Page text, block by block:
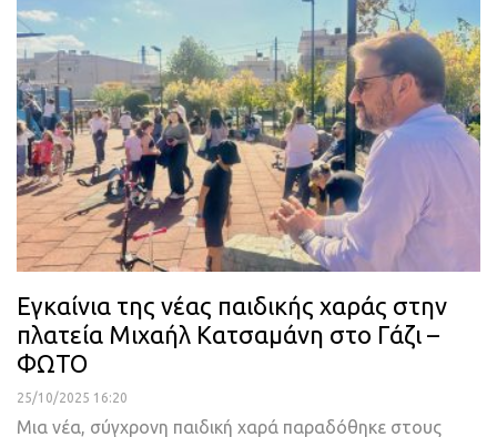
Εγκαίνια της νέας παιδικής χαράς στην
πλατεία Μιχαήλ Κατσαμάνη στο Γάζι –
ΦΩΤΟ
25/10/2025 16:20
Μια νέα, σύγχρονη παιδική χαρά παραδόθηκε στους